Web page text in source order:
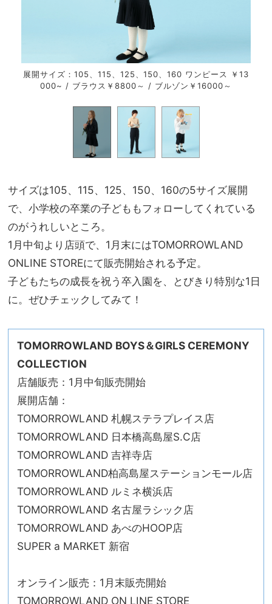
展開サイズ：105、115、125、150、160 ワンピース ￥13
000~ / ブラウス￥8800～ / ブルゾン￥16000～
サイズは105、115、125、150、160の5サイズ展開
で、小学校の卒業の子どももフォローしてくれている
のがうれしいところ。
1月中旬より店頭で、1月末にはTOMORROWLAND
ONLINE STOREにて販売開始される予定。
子どもたちの成長を祝う卒入園を、とびきり特別な1日
に。ぜひチェックしてみて！
TOMORROWLAND BOYS＆GIRLS CEREMONY
COLLECTION
店舗販売：1月中旬販売開始
展開店舗：
TOMORROWLAND 札幌ステラプレイス店
TOMORROWLAND 日本橋高島屋S.C店
TOMORROWLAND 吉祥寺店
TOMORROWLAND柏高島屋ステーションモール店
TOMORROWLAND ルミネ横浜店
TOMORROWLAND 名古屋ラシック店
TOMORROWLAND あべのHOOP店
SUPER a MARKET 新宿
オンライン販売：1月末販売開始
TOMORROWLAND ON LINE STORE